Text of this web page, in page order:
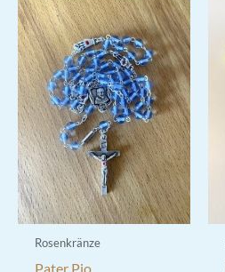
Rosenkränze
Pater Pio